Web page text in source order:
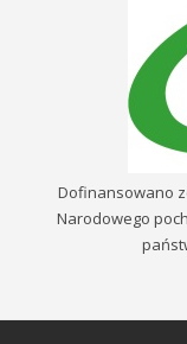
Dofinansowano
Narodowego